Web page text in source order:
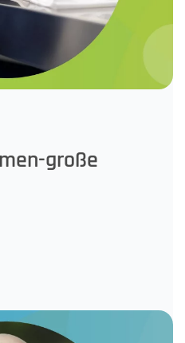
große